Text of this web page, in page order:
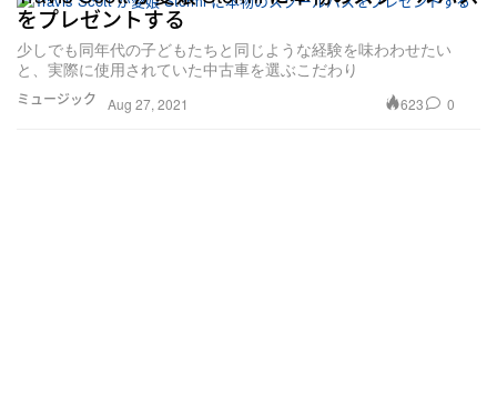
ミュージック
をプレゼントする
少しでも同年代の子どもたちと同じような経験を味わわせたい
と、実際に使用されていた中古車を選ぶこだわり
Aug 27, 2021 623 0